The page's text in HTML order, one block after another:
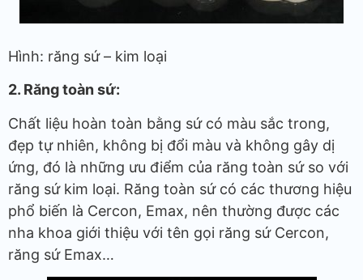
Hình: răng sứ – kim loại
2. Răng toàn sứ:
Chất liệu hoàn toàn bằng sứ có màu sắc trong,
đẹp tự nhiên, không bị đổi màu và không gây dị
ứng, đó là những ưu điểm của răng toàn sứ so với
răng sứ kim loại. Răng toàn sứ có các thương hiệu
phổ biến là Cercon, Emax, nên thường được các
nha khoa giới thiệu với tên gọi răng sứ Cercon,
răng sứ Emax…